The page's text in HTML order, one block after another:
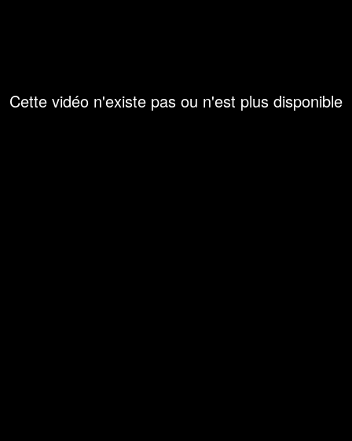
Cette vidéo n'existe pas ou n'est plus disponible